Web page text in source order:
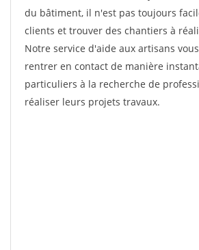
du bâtiment, il n'est pas toujours
clients et trouver des chantiers à
Notre service d'aide aux artisans
rentrer en contact de manière
particuliers à la recherche de
réaliser leurs projets travaux.